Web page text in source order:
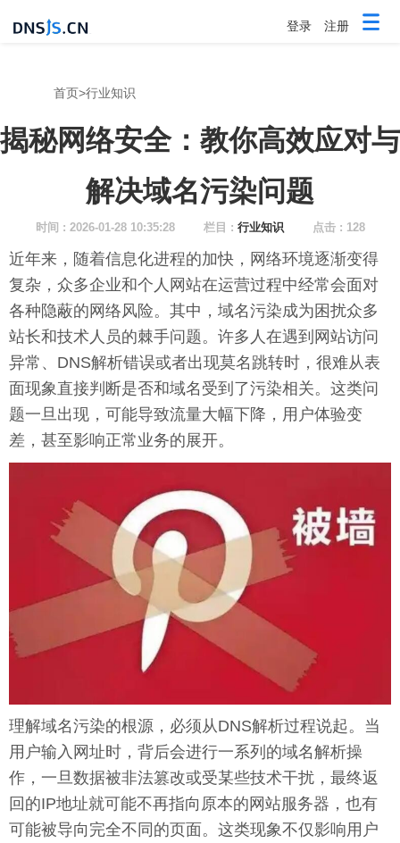
登录 注册
首页 >行业知识
揭秘网络安全：教你高效应对与
解决域名污染问题
时间 : 2026-01-28 10:35:28 栏目 : 行业知识 点击 : 128
近年来，随着信息化进程的加快，网络环境逐渐变得
复杂，众多企业和个人网站在运营过程中经常会面对
各种隐蔽的网络风险。其中，域名污染成为困扰众多
站长和技术人员的棘手问题。许多人在遇到网站访问
异常、DNS解析错误或者出现莫名跳转时，很难从表
面现象直接判断是否和域名受到了污染相关。这类问
题一旦出现，可能导致流量大幅下降，用户体验变
差，甚至影响正常业务的展开。
理解域名污染的根源，必须从DNS解析过程说起。当
用户输入网址时，背后会进行一系列的域名解析操
作，一旦数据被非法篡改或受某些技术干扰，最终返
回的IP地址就可能不再指向原本的网站服务器，也有
可能被导向完全不同的页面。这类现象不仅影响用户